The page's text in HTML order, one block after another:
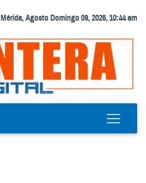
Mérida, Agosto Domingo 09, 2026, 10:44 am